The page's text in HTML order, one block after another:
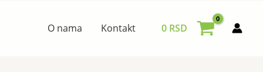
O nama Kontakt 0 RSD